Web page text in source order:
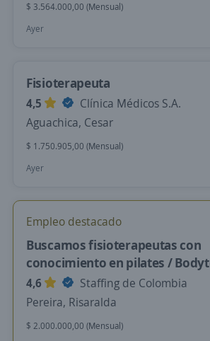
$ 3.564.000,00 (Mensual)
Ayer
Fisioterapeuta
4,5
Clínica Médicos S.A.
Aguachica, Cesar
$ 1.750.905,00 (Mensual)
Ayer
Empleo destacado
Buscamos fisioterapeutas con
conocimiento en pilates /
4,6
Staffing de Colombia
Pereira, Risaralda
$ 2.000.000,00 (Mensual)